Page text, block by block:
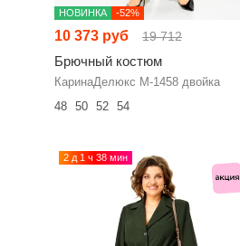
НОВИНКА -52%
10 373 руб 19 712
Брючный костюм
КаринаДелюкс М-1458 двойка
48 50 52 54
2 д 1 ч 38 мин